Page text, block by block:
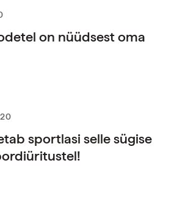
on nüüdsest oma
sportlasi selle sügise